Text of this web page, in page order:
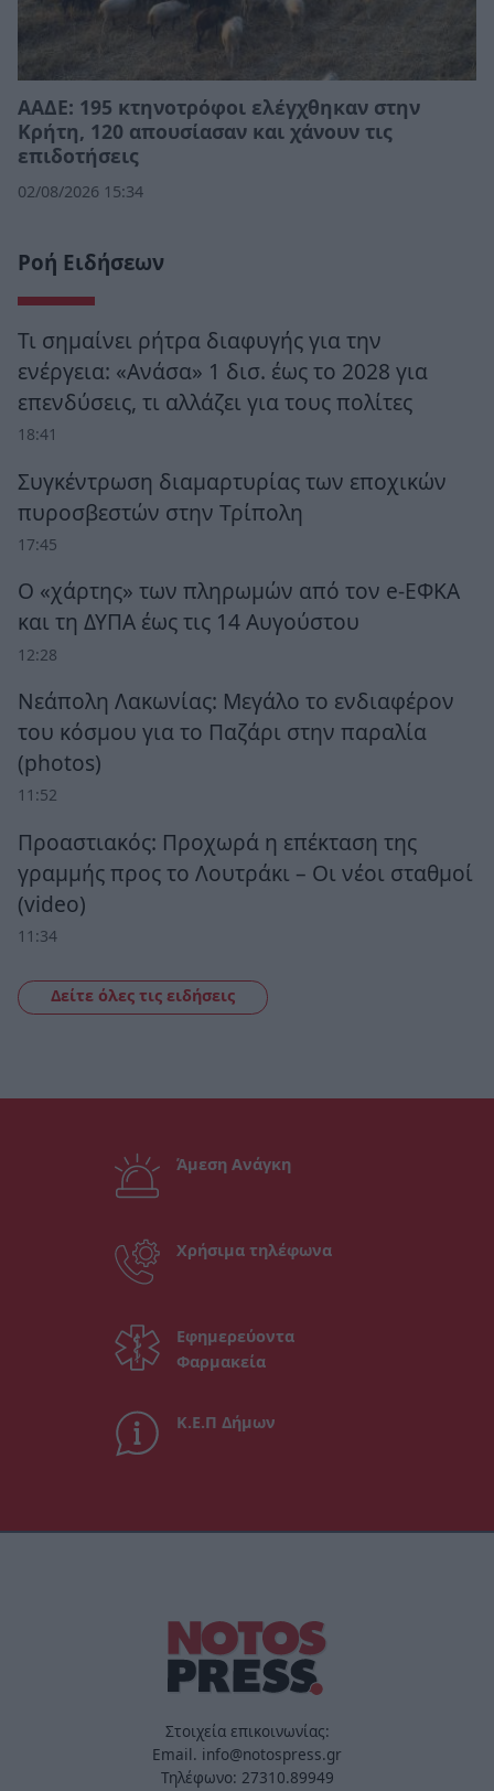
ΑΑΔΕ: 195 κτηνοτρόφοι ελέγχθηκαν στην
Κρήτη, 120 απουσίασαν και χάνουν τις
επιδοτήσεις
02/08/2026 15:34
Ροή Ειδήσεων
Τι σημαίνει ρήτρα διαφυγής για την
ενέργεια: «Ανάσα» 1 δισ. έως το 2028 για
επενδύσεις, τι αλλάζει για τους πολίτες
18:41
Συγκέντρωση διαμαρτυρίας των εποχικών
πυροσβεστών στην Τρίπολη
17:45
Ο «χάρτης» των πληρωμών από τον e-ΕΦΚΑ
και τη ΔΥΠΑ έως τις 14 Αυγούστου
12:28
Νεάπολη Λακωνίας: Μεγάλο το ενδιαφέρον
του κόσμου για το Παζάρι στην παραλία
(photos)
11:52
Προαστιακός: Προχωρά η επέκταση της
γραμμής προς το Λουτράκι – Οι νέοι σταθμοί
(video)
11:34
Δείτε όλες τις ειδήσεις
Άμεση Ανάγκη
Χρήσιμα τηλέφωνα
Εφημερεύοντα
Φαρμακεία
Κ.Ε.Π Δήμων
Στοιχεία επικοινωνίας:
Email. info@notospress.gr
Τηλέφωνο: 27310.89949